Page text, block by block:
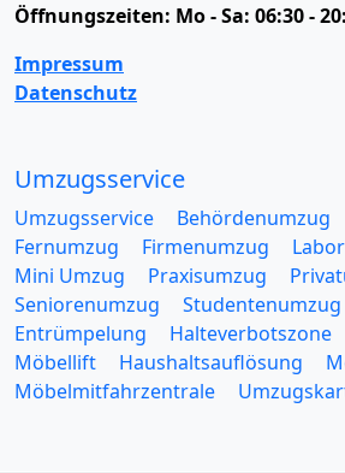
Öffnungszeiten: Mo - Sa: 06:30 -
Impressum
Datenschutz
Umzugsservice
Umzugsservice Behördenumzug
Fernumzug
Firmenumzug
Mini Umzug
Praxisumzug
Seniorenumzug
Studentenumzug
Entrümpelung
Halteverbotszone
Möbellift
Haushaltsauflösung
Möbelmitfahrzentrale